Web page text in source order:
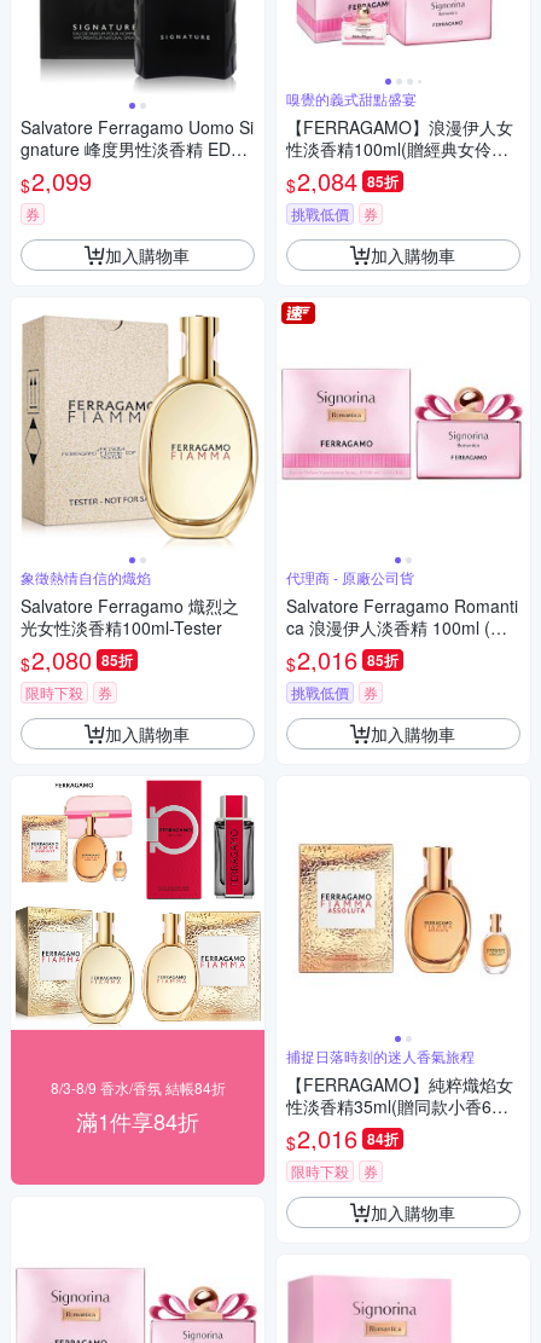
Salvatore Ferragamo Uomo Si
gnature 峰度男性淡香精 EDP
100ml (平行輸入)
$2,099
券
加入購物車
象徵熱情自信的熾焰
Salvatore Ferragamo 熾烈之
光女性淡香精100ml-Tester
$2,080 85折
限時下殺 券
加入購物車
8/3-8/9 香水/香氛 結帳84折
滿1件享84折
嗅覺的義式甜點盛宴
【FERRAGAMO】浪漫伊人女
性淡香精100ml(贈經典女伶化
妝包+隨機小香乙瓶)
$2,084 85折
挑戰低價 券
加入購物車
代理商 - 原廠公司貨
Salvatore Ferragamo Romanti
ca 浪漫伊人淡香精 100ml (原
廠公司貨)
$2,016 85折
挑戰低價 券
加入購物車
捕捉日落時刻的迷人香氣旅程
【FERRAGAMO】純粹熾焰女
性淡香精35ml(贈同款小香6ml
乙瓶)
$2,016 84折
限時下殺 券
加入購物車